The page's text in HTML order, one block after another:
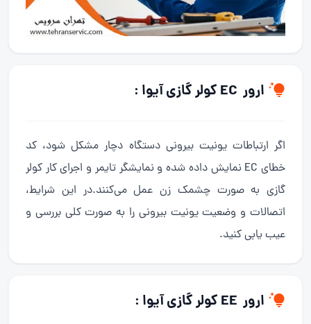
ارور EC کولر گازی آیوا :
اگر ارتباطات یونیت بیرونی دستگاه دچار مشکل شود، کد
خطای EC نمایش داده شده و نمایشگر تایمر و اجرای کار کولر
گازی به صورت چشمک زن عمل می‌کنند.در این شرایط،
اتصالات و وضعیت یونیت بیرونی را به صورت کلی بررسی و
عیب یابی کنید.
ارور EE کولر گازی آیوا :